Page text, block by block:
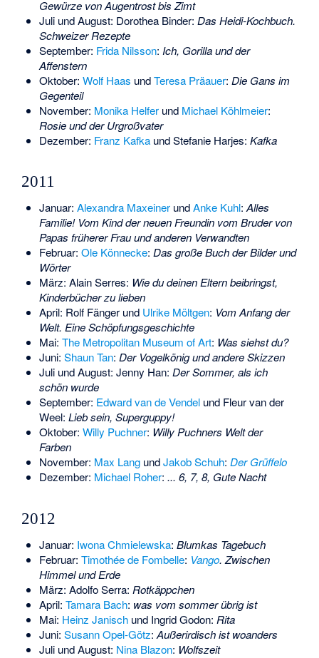
Gewürze von Augentrost bis Zimt
Juli und August: Dorothea Binder: Das Heidi-Kochbuch.
Schweizer Rezepte
September: Frida Nilsson: Ich, Gorilla und der
Affenstern
Oktober: Wolf Haas undTeresa Präauer: Die Gans im
Gegenteil
November: Monika Helferund Michael Köhlmeier:
Rosie und der Urgroßvater
Dezember: Franz Kafkaund Stefanie Harjes: Kafka
2011
Januar: Alexandra MaxeinerundAnke Kuhl:Alles
Familie! Vom Kind der neuen Freundin vom Bruder von
Papas früherer Frau und anderen Verwandten
Februar: Ole Könnecke: Das große Buch der Bilder und
Wörter
März: Alain Serres: Wie du deinen Eltern beibringst,
Kinderbücher zu lieben
April: Rolf Fängerund Ulrike Möltgen: Vom Anfang der
Welt. Eine Schöpfungsgeschichte
Mai: The Metropolitan Museum of Art: Was siehst du?
Juni: Shaun Tan: Der Vogelkönig und andere Skizzen
Juli und August: Jenny Han: Der Sommer, als ich
schön wurde
September: Edward van de Vendelund Fleur van der
Weel: Lieb sein, Superguppy!
Oktober: Willy Puchner: Willy Puchners Welt der
Farben
November: Max LangundJakob Schuh: Der Grüffelo
Dezember: Michael Roher: ... 6, 7, 8, Gute Nacht
2012
Januar: Iwona Chmielewska: Blumkas Tagebuch
Februar: Timothée de Fombelle: Vango. Zwischen
Himmel und Erde
März: Adolfo Serra: Rotkäppchen
April: Tamara Bach: was vom sommer übrig ist
Mai: Heinz Janischund Ingrid Godon: Rita
Juni: Susann Opel-Götz: Außerirdisch ist woanders
Juli und August: Nina Blazon: Wolfszeit